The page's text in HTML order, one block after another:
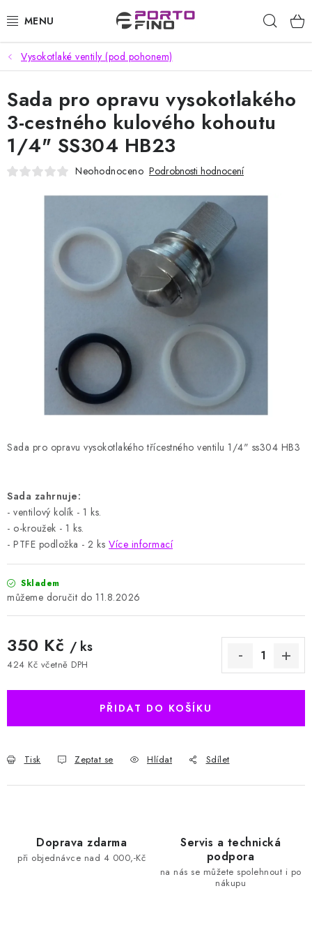
na
CHEMIE A PÉČE O VOZIDLA
PŘÍSLUŠENSTVÍ A ND K AUTOMYČKÁM
VYSOKOTLAKÉ A ČISTÍCÍ STROJE
VYSAVAČE, TEPOVAČE
DOMÁCNOST A ZAHRADA
CHEMIE - BEZKONTAKTNÍ MYČKY
Naše služby Jak nakupovat O nás
Obchodní podmínky
Podmínky ochrany osobních údajů
Samoobslužné platební terminály
Vysokotlaké ventily (pod pohonem)
Sada pro opravu vysokotlakého třícestného ventilu 1/4" ss304 HB3
Sada zahrnuje:
- ventilový kolík - 1 ks.
- o-kroužek - 1 ks.
- PTFE podložka - 2 ks Více informací
Skladem
11.8.2026
350 Kč / ks
424 Kč včetně DPH
PŘIDAT DO KOŠÍKU
Tisk Zeptat se Hlídat Sdílet
Sada pro opravu vysokotlakého
3-cestného kulového kohoutu
1/4" SS304 HB23
Neohodnoceno Podrobnosti hodnocení
Doprava zdarma
při objednávce nad 4 000,-Kč
Servis a technická
podpora
na nás se můžete spolehnout i po
nákupu